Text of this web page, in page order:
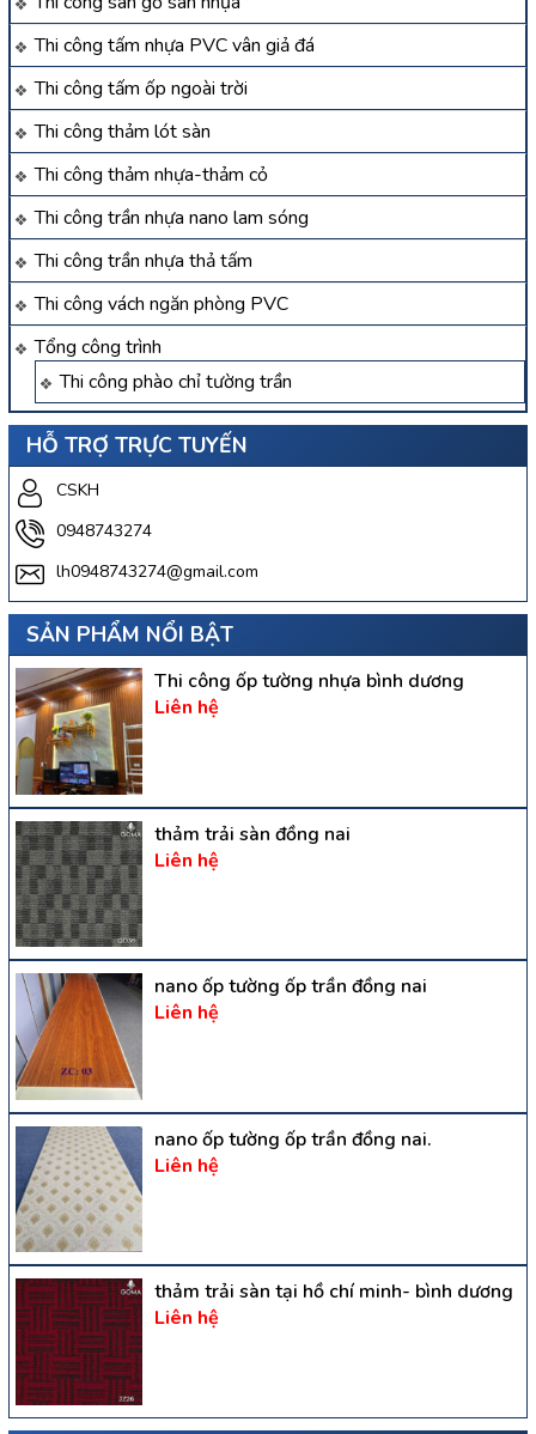
Thi công tấm nhựa PVC vân giả đá
Thi công tấm ốp ngoài trời
Thi công thảm lót sàn
Thi công thảm nhựa-thảm cỏ
Thi công trần nhựa nano lam sóng
Thi công trần nhựa thả tấm
Thi công vách ngăn phòng PVC
Tổng công trình
Thi công phào chỉ tường trần
HỖ TRỢ TRỰC TUYẾN
CSKH
0948743274
lh0948743274@gmail.com
SẢN PHẨM NỔI BẬT
Thi công ốp tường nhựa bình dương
Liên hệ
thảm trải sàn đồng nai
Liên hệ
nano ốp tường ốp trần đồng nai
Liên hệ
nano ốp tường ốp trần đồng nai.
Liên hệ
thảm trải sàn tại hồ chí minh- bình dương
Liên hệ